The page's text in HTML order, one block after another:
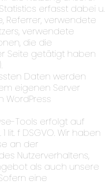
erfasst dabei u.
Referrer, verwendete
verwendete
die die
Seite getätigt haben
Daten werden
eigenen Server
Tools erfolgt auf
lit. f DSGVO. Wir haben
an der
Nutzerverhaltens,
als auch unsere
eine